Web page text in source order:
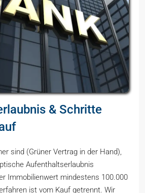
& Schritte
sind (Grüner Vertrag in der Hand),
Aufenthaltserlaubnis
Immobilienwert mindestens 100.000
ist vom Kauf getrennt. Wir